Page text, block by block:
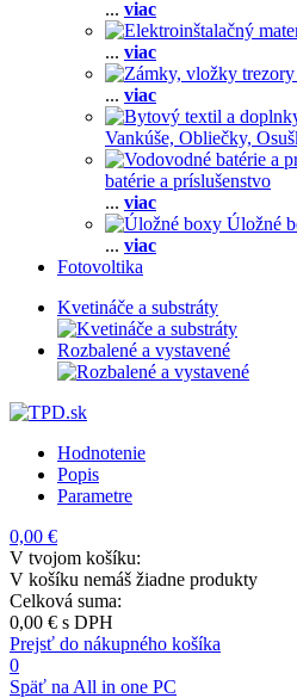
... viac
... viac
... viac
Vankúše, Obliečky,
batérie a príslušenstvo
... viac
Úložné
... viac
Fotovoltika
Kvetináče a substráty
Rozbalené a vystavené
Hodnotenie
Popis
Parametre
0,00 €
V tvojom košíku:
V košíku nemáš žiadne produkty
Celková suma:
0,00 € s DPH
Prejsť do nákupného košíka
0
Späť na All in one PC